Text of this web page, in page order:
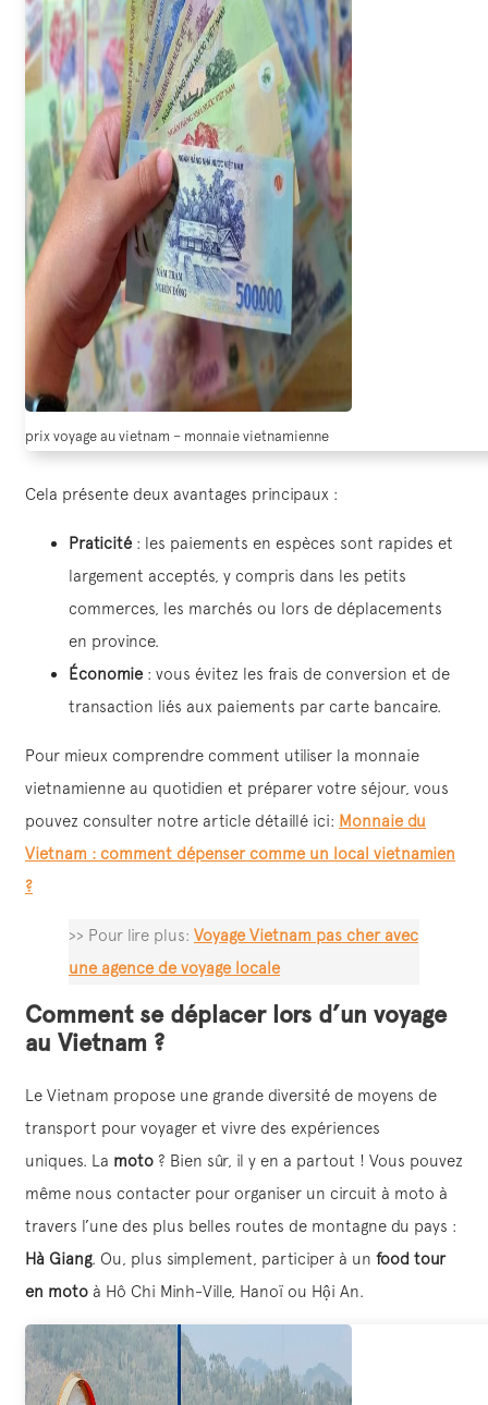
prix voyage au vietnam – monnaie vietnamienne
Cela présente deux avantages principaux :
Praticité: les paiements en espèces sont rapides et
largement acceptés, y compris dans les petits
commerces, les marchés ou lors de déplacements
en province.
Économie: vous évitez les frais de conversion et de
transaction liés aux paiements par carte bancaire.
Pour mieux comprendre comment utiliser la monnaie
vietnamienne au quotidien et préparer votre séjour, vous
pouvez consulter notre article détaillé ici: Monnaie du
Vietnam : comment dépenser comme un local vietnamien
?
>> Pour lire plus: Voyage Vietnam pas cher avec
une agence de voyage locale
Comment se déplacer lors d’un voyage
au Vietnam ?
Le Vietnam propose une grande diversité de moyens de
transport pour voyager et vivre des expériences
uniques. La moto ? Bien sûr, il y en a partout ! Vous pouvez
même nous contacter pour organiser un circuit à moto à
travers l’une des plus belles routes de montagne du pays :
Hà Giang. Ou, plus simplement, participer à un food tour
en moto à Hô Chi Minh-Ville, Hanoï ou Hội An.